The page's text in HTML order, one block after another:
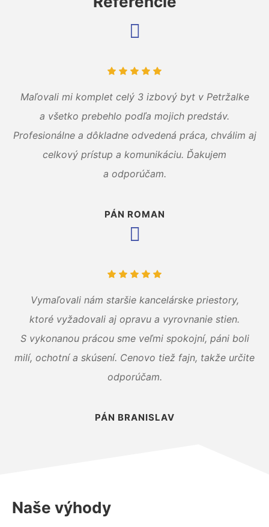
Maľovali mi komplet celý 3 izbový byt v Petržalke
a všetko prebehlo podľa mojich predstáv.
Profesionálne a dôkladne odvedená práca, chválim aj
celkový prístup a komunikáciu. Ďakujem
a odporúčam.
PÁN ROMAN
Vymaľovali nám staršie kancelárske priestory,
ktoré vyžadovali aj opravu a vyrovnanie stien.
S vykonanou prácou sme veľmi spokojní, páni boli
milí, ochotní a skúsení. Cenovo tiež fajn, takže určite
odporúčam.
PÁN BRANISLAV
Naše výhody